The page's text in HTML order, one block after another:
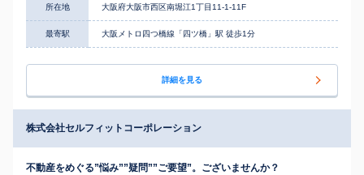
所在地 大阪府大阪市西区南堀江1丁目11-1-11F
最寄駅 大阪メトロ四つ橋線「四ツ橋」駅 徒歩1分
詳細を見る
株式会社セルフィットコーポレーション
不動産をめぐる”悩み””疑問””ご要望”。ございませんか？